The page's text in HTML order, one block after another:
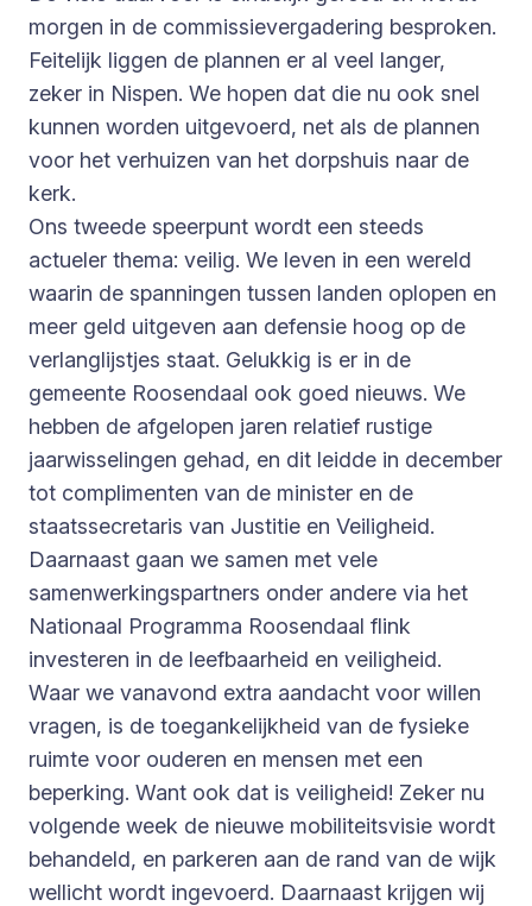
morgen in de commissievergadering besproken.
Feitelijk liggen de plannen er al veel langer,
zeker in Nispen. We hopen dat die nu ook snel
kunnen worden uitgevoerd, net als de plannen
voor het verhuizen van het dorpshuis naar de
kerk.
Ons tweede speerpunt wordt een steeds
actueler thema: veilig. We leven in een wereld
waarin de spanningen tussen landen oplopen en
meer geld uitgeven aan defensie hoog op de
verlanglijstjes staat. Gelukkig is er in de
gemeente Roosendaal ook goed nieuws. We
hebben de afgelopen jaren relatief rustige
jaarwisselingen gehad, en dit leidde in december
tot complimenten van de minister en de
staatssecretaris van Justitie en Veiligheid.
Daarnaast gaan we samen met vele
samenwerkingspartners onder andere via het
Nationaal Programma Roosendaal flink
investeren in de leefbaarheid en veiligheid.
Waar we vanavond extra aandacht voor willen
vragen, is de toegankelijkheid van de fysieke
ruimte voor ouderen en mensen met een
beperking. Want ook dat is veiligheid! Zeker nu
volgende week de nieuwe mobiliteitsvisie wordt
behandeld, en parkeren aan de rand van de wijk
wellicht wordt ingevoerd. Daarnaast krijgen wij